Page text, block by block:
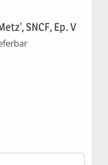
SNCF, Ep. V